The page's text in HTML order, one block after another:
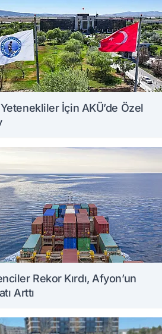
İçin AKÜ’de Özel
Rekor Kırdı, Afyon’un
Arttı